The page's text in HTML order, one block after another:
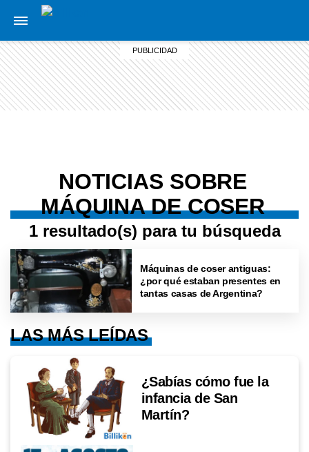
NOTICIAS SOBRE
MÁQUINA DE COSER
1 resultado(s) para tu búsqueda
Máquinas de coser antiguas:
¿por qué estaban presentes en
tantas casas de Argentina?
LAS MÁS LEÍDAS
¿Sabías cómo fue la
infancia de San
Martín?